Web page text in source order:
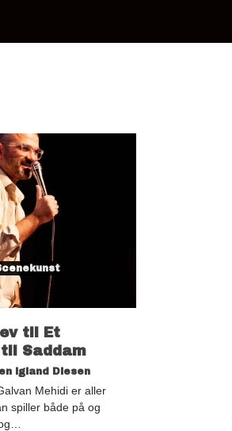
til Et
Saddam
Igland Diesen
Mehidi er aller
spiller både på og